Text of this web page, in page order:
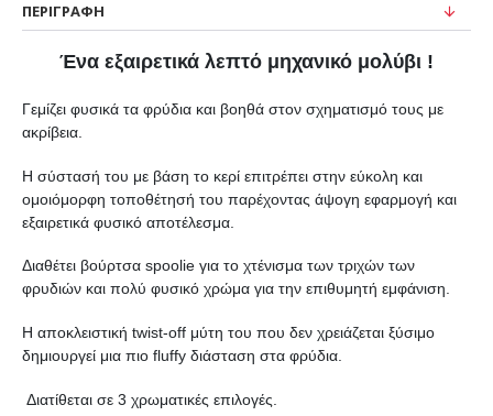
ΠΕΡΙΓΡΑΦΉ
Ένα εξαιρετικά λεπτό μηχανικό μολύβι !
Γεμίζει φυσικά τα φρύδια και βοηθά στον σχηματισμό τους με
ακρίβεια.
Η σύστασή του με βάση το κερί επιτρέπει στην εύκολη και
ομοιόμορφη τοποθέτησή του παρέχοντας άψογη εφαρμογή και
εξαιρετικά φυσικό αποτέλεσμα.
Διαθέτει βούρτσα spoolie για το χτένισμα των τριχών των
φρυδιών και πολύ φυσικό χρώμα για την επιθυμητή εμφάνιση.
Η αποκλειστική twist-off μύτη του που δεν χρειάζεται ξύσιμο
δημιουργεί μια πιο fluffy διάσταση στα φρύδια.
Διατίθεται σε 3 χρωματικές επιλογές.